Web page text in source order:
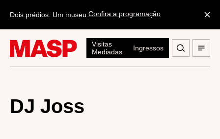
Dois prédios. Um museu. Confira a programação
Visitas
Mediadas
Ingressos
DJ Joss